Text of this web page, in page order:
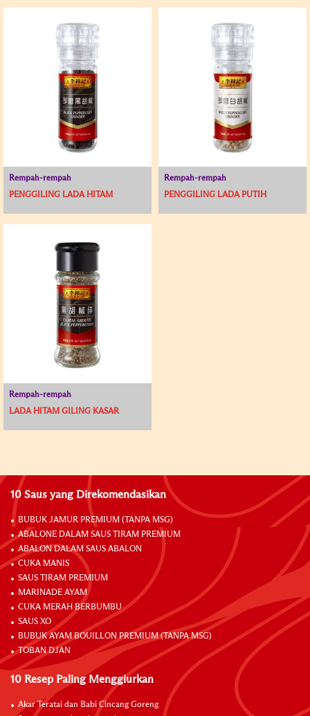
Rempah-rempah
PENGGILING LADA HITAM
Rempah-rempah
PENGGILING LADA PUTIH
Rempah-rempah
LADA HITAM GILING KASAR
10 Saus yang Direkomendasikan
BUBUK JAMUR PREMIUM (TANPA MSG)
ABALONE DALAM SAUS TIRAM PREMIUM
ABALON DALAM SAUS ABALON
CUKA MANIS
SAUS TIRAM PREMIUM
MARINADE AYAM
CUKA MERAH BERBUMBU
SAUS XO
BUBUK AYAM BOUILLON PREMIUM (TANPA MSG)
TOBAN DJAN
10 Resep Paling Menggiurkan
Akar Teratai dan Babi Cincang Goreng